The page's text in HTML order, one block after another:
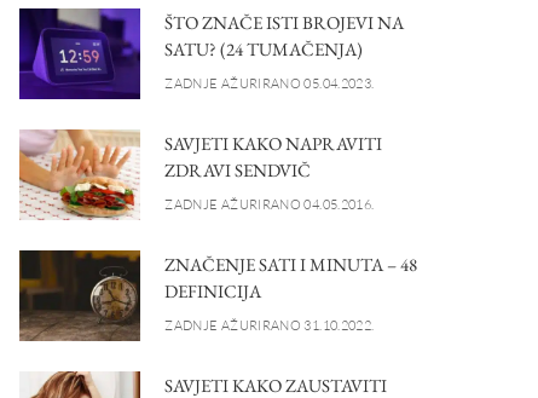
ŠTO ZNAČE ISTI BROJEVI NA
SATU? (24 TUMAČENJA)
ZADNJE AŽURIRANO 05.04.2023.
SAVJETI KAKO NAPRAVITI
ZDRAVI SENDVIČ
ZADNJE AŽURIRANO 04.05.2016.
ZNAČENJE SATI I MINUTA – 48
DEFINICIJA
ZADNJE AŽURIRANO 31.10.2022.
SAVJETI KAKO ZAUSTAVITI